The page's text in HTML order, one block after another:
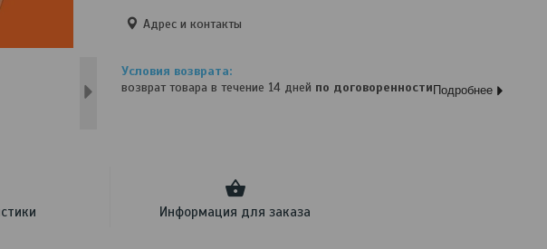
Адрес и контакты
возврат товара в течение 14 дней по договоренности Подробнее
Информация для заказа